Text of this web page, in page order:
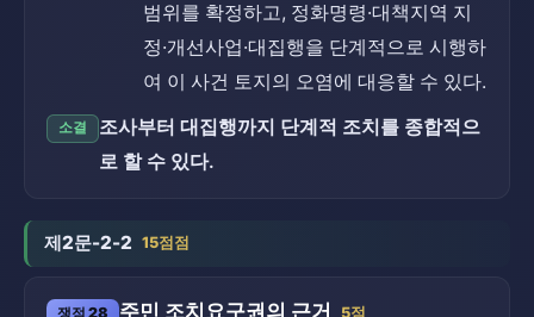
범위를 확정하고, 정화명령·대책지역 지
정·개선사업·대집행을 단계적으로 시행하
여 이 사건 토지의 오염에 대응할 수 있다.
소결
조사부터 대집행까지 단계적 조치를 종합적으
로 할 수 있다.
제2문-2-2 15점점
쟁점 28 주민 조치요구권의 근거 5점